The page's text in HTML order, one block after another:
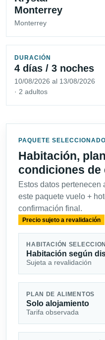
Monterrey
Monterrey
DURACIÓN
4 días / 3 noches
10/08/2026 al 13/08/2026
· 2 adultos
PAQUETE SELECCIONADO
Habitación,
condiciones
Estos datos pertenecen
este paquete vuelo +
confirmación final.
Precio sujeto a revalidación
HABITACIÓN
Habitación según
Sujeta a revalidación
PLAN DE ALIMENTOS
Solo alojamiento
Tarifa observada